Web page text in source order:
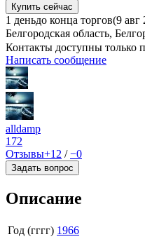
Купить сейчас
1 деньдо конца торгов(9 авг
Белгородская область,
Контакты доступны только
Написать сообщение
alldamp
172
Отзывы+12 /−0
Задать вопрос
Описание
Год (гггг) 1966